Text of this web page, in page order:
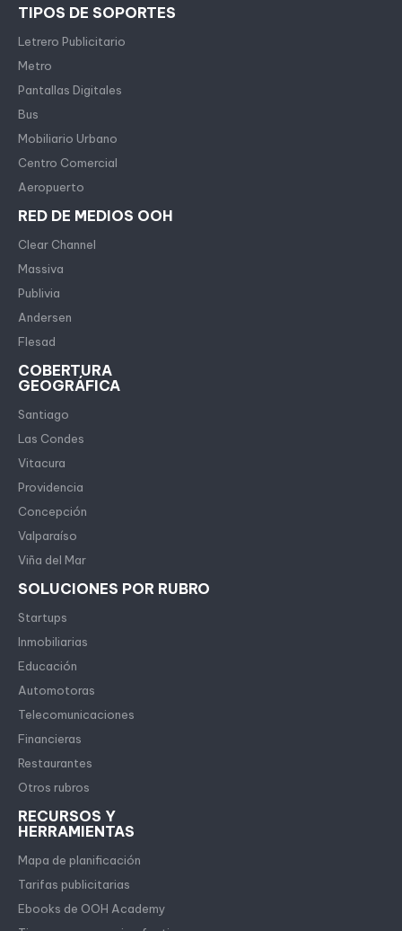
TIPOS DE SOPORTES
Letrero Publicitario
Metro
Pantallas Digitales
Bus
Mobiliario Urbano
Centro Comercial
Aeropuerto
RED DE MEDIOS OOH
Clear Channel
Massiva
Publivia
Andersen
Flesad
COBERTURA
GEOGRÁFICA
Santiago
Las Condes
Vitacura
Providencia
Concepción
Valparaíso
Viña del Mar
SOLUCIONES POR RUBRO
Startups
Inmobiliarias
Educación
Automotoras
Telecomunicaciones
Financieras
Restaurantes
Otros rubros
RECURSOS Y
HERRAMIENTAS
Mapa de planificación
Tarifas publicitarias
Ebooks de OOH Academy